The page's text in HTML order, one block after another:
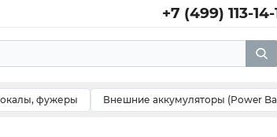
+7 (499) 113-
фужеры Внешние аккумуляторы (Power